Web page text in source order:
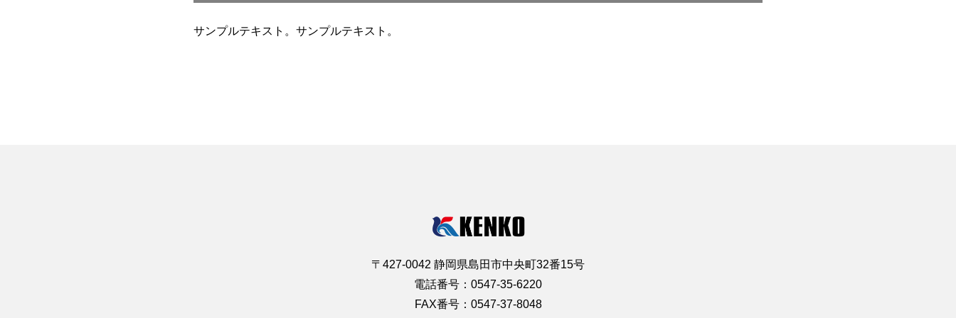
サンプルテキスト。サンプルテキスト。
〒427-0042 静岡県島田市中央町32番15号
電話番号：0547-35-6220
FAX番号：0547-37-8048